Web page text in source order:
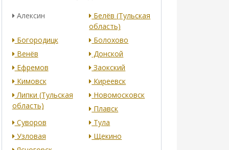
Алексин
Белёв (Тульская
область)
Богородицк
Болохово
Венёв
Донской
Ефремов
Заокский
Кимовск
Киреевск
Липки (Тульская
область)
Новомосковск
Плавск
Суворов
Тула
Узловая
Щекино